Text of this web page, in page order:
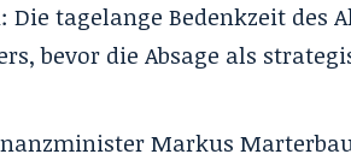
Die tagelange Bedenkzeit des
bevor die Absage als
Markus